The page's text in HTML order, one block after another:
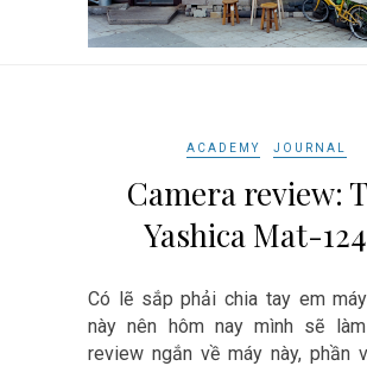
ACADEMY JOURNAL
Camera review:
Yashica Mat-
Có lẽ sắp phải chia tay em
này nên hôm nay mình sẽ
review ngắn về máy này, phần